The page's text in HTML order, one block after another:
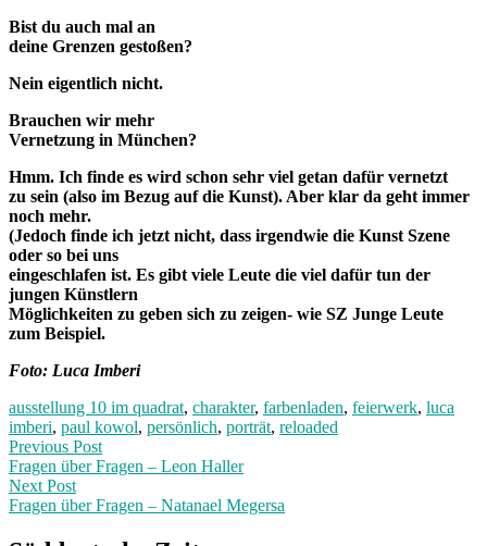
Bist du auch mal an
deine Grenzen gestoßen?
Nein eigentlich nicht.
Brauchen wir mehr
Vernetzung in München?
Hmm. Ich finde es wird schon sehr viel getan dafür vernetzt
zu sein (also im Bezug auf die Kunst). Aber klar da geht immer
noch mehr.
(Jedoch finde ich jetzt nicht, dass irgendwie die Kunst Szene
oder so bei uns
eingeschlafen ist. Es gibt viele Leute die viel dafür tun der
jungen Künstlern
Möglichkeiten zu geben sich zu zeigen- wie SZ Junge Leute
zum Beispiel.
Foto: Luca Imberi
ausstellung 10 im quadrat, charakter, farbenladen, feierwerk, luca
imberi, paul kowol, persönlich, porträt, reloaded
Post
navigation
Previous PostPrevious
post:
Fragen über Fragen – Leon Haller
Next Post
Fragen über Fragen – Natanael Megersa